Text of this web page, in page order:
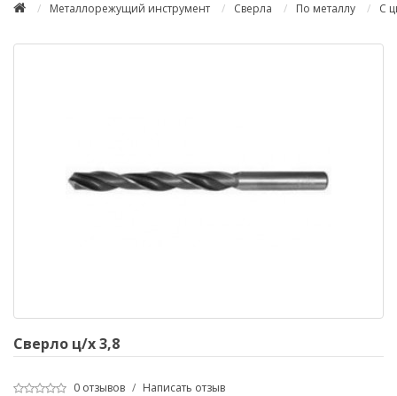
Металлорежущий инструмент Сверла По металлу С
Сверло ц/х 3,8
0 отзывов / Написать отзыв